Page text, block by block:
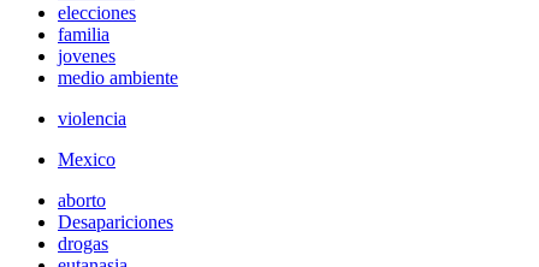
elecciones
familia
jovenes
medio ambiente
violencia
Mexico
aborto
Desapariciones
drogas